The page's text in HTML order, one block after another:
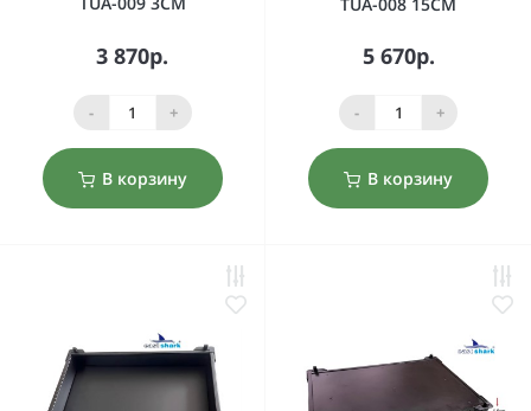
3 870р.
- +
В корзину
5 670р.
- +
В корзину